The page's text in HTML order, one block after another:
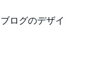
ログのデザイ